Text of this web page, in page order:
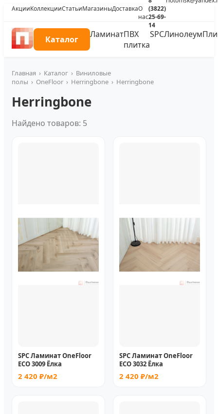
АкцииКоллекцииСтатьиМагазиныДоставкаО
нас
(3822)
25-69-
14
Каталог ЛаминатПВХ
плитка
SPCЛинолеум
Главная › Каталог › Виниловые
полы › OneFloor › Herringbone › Herringbone
Herringbone
Найдено товаров: 5
SPC Ламинат OneFloor
ECO 3009 Ёлка
2 420 ₽/м2
SPC Ламинат OneFloor
ECO 3032 Ёлка
2 420 ₽/м2